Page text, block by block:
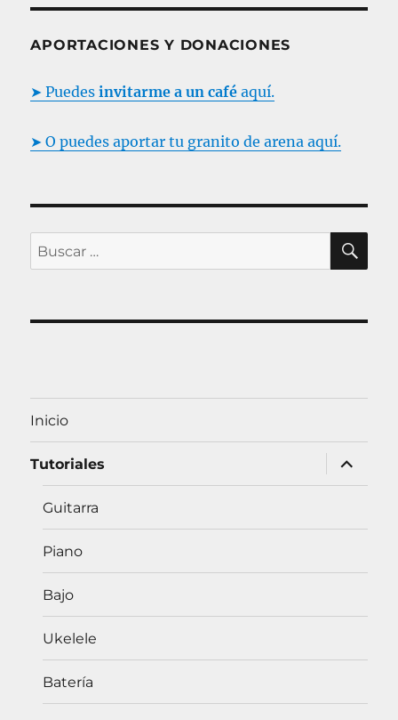
APORTACIONES Y DONACIONES
➤ Puedesinvitarme a un café aquí.
➤ O puedes aportar tu granito de arena aquí.
B
u
c
p
o
r
:
B
S
Inicio
Tutoriales
plegar
menú
inferior
Guitarra
Piano
Bajo
Ukelele
Batería